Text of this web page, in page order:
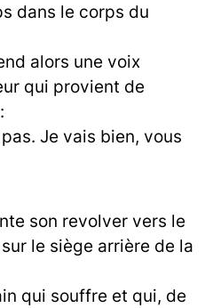
dans le corps du
alors une voix
qui provient de
Je vais bien, vous
son revolver vers le
le siège arrière de la
qui souffre et qui, de